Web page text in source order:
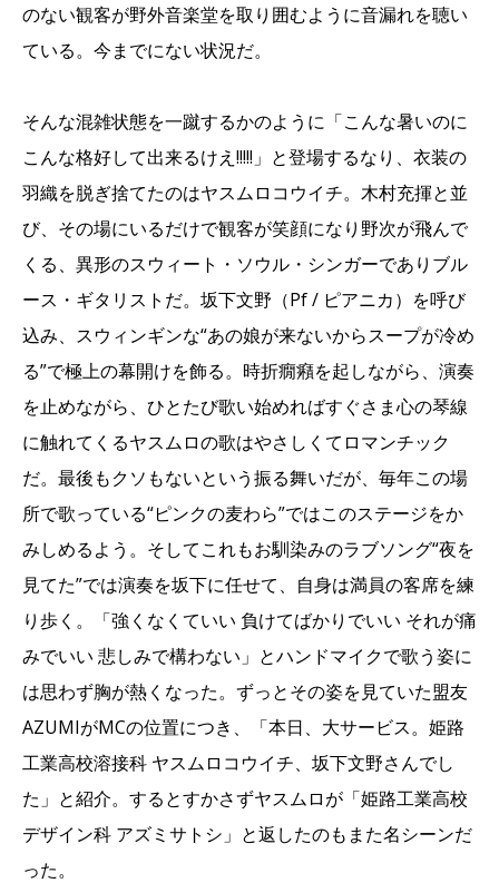
のない観客が野外音楽堂を取り囲むように音漏れを聴い
ている。今までにない状況だ。
そんな混雑状態を一蹴するかのように「こんな暑いのに
こんな格好して出来るけえ!!!!!」と登場するなり、衣装の
羽織を脱ぎ捨てたのはヤスムロコウイチ。木村充揮と並
び、その場にいるだけで観客が笑顔になり野次が飛んで
くる、異形のスウィート・ソウル・シンガーでありブル
ース・ギタリストだ。坂下文野（Pf / ピアニカ）を呼び
込み、スウィンギンな“あの娘が来ないからスープが冷め
る”で極上の幕開けを飾る。時折癇癪を起しながら、演奏
を止めながら、ひとたび歌い始めればすぐさま心の琴線
に触れてくるヤスムロの歌はやさしくてロマンチック
だ。最後もクソもないという振る舞いだが、毎年この場
所で歌っている“ピンクの麦わら”ではこのステージをか
みしめるよう。そしてこれもお馴染みのラブソング“夜を
見てた”では演奏を坂下に任せて、自身は満員の客席を練
り歩く。「強くなくていい 負けてばかりでいい それが痛
みでいい 悲しみで構わない」とハンドマイクで歌う姿に
は思わず胸が熱くなった。ずっとその姿を見ていた盟友
AZUMIがMCの位置につき、「本日、大サービス。姫路
工業高校溶接科 ヤスムロコウイチ、坂下文野さんでし
た」と紹介。するとすかさずヤスムロが「姫路工業高校
デザイン科 アズミサトシ」と返したのもまた名シーンだ
った。